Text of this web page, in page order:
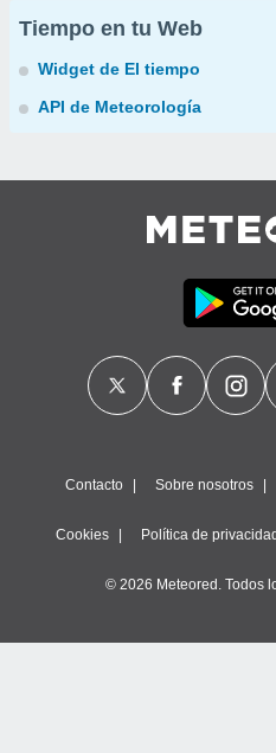
Tiempo en tu Web
Widget de El tiempo
API de Meteorología
Contacto Sobre nosotros
Cookies Política de privacidad
© 2026 Meteored. Todos